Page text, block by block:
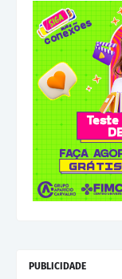
PUBLICIDADE